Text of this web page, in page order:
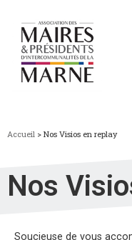
Accueil > Nos Visios en replay
Nos
Soucieuse de vous